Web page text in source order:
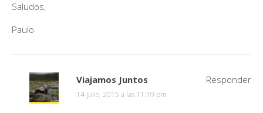
Saludos,
Paulo
Viajamos Juntos
14 julio, 2015 a las 11:19 pm
Responder